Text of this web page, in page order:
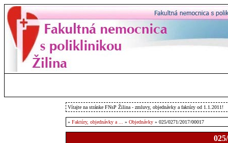
Vítajte na stránke FNsP Žilina - zmluvy, objednávky a faktúry od 1.1.2011!
» Faktúry, objednávky a ... » Objednávky» 025/0271/2017/00017